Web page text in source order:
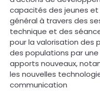
capacités des jeunes
général à travers des
technique et des
pour la valorisation des
des populations par
apports nouveaux,
les nouvelles
communication